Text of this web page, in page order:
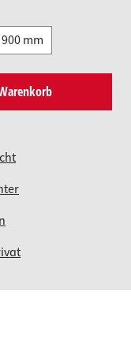
900 mm
Gib den